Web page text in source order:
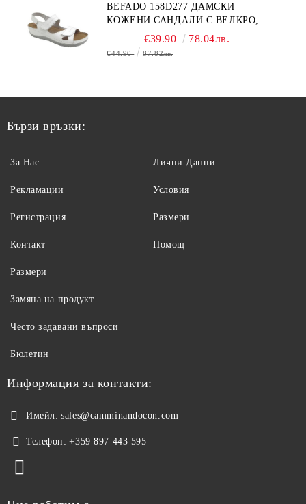
BEFADO 158D277 ДАМСКИ
КОЖЕНИ САНДАЛИ С ВЕЛКРО,
€39.90 78.04лв.
€44.90 87.82лв.
Бързи връзки:
За Нас
Рекламации
Регистрация
Контакт
Лични Данни
Условия
Размери
Помощ
Размери
Замяна на продукт
Често задавани въпроси
Бюлетин
Информация за контакти:
Имейл: sales@camminandocon.com
Телефон: +359 897 443 595